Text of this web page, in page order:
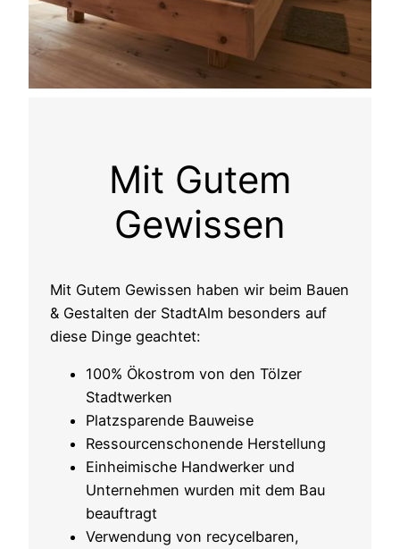
Mit Gutem
Gewissen
Mit Gutem Gewissen haben wir beim Bauen
& Gestalten der StadtAlm besonders auf
diese Dinge geachtet:
100% Ökostrom von den Tölzer
Stadtwerken
Platzsparende Bauweise
Ressourcenschonende Herstellung
Einheimische Handwerker und
Unternehmen wurden mit dem Bau
beauftragt
Verwendung von recycelbaren,